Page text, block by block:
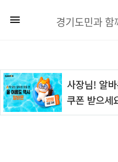
기
경기도민과 함